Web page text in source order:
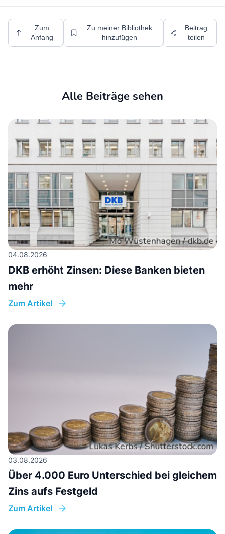
Zum
Anfang
Zu meiner Bibliothek
hinzufügen
Beitrag
teilen
Alle Beiträge sehen
04.08.2026
DKB erhöht Zinsen: Diese Banken bieten
mehr
Zum Artikel
03.08.2026
Über 4.000 Euro Unterschied bei gleichem
Zins aufs Festgeld
Zum Artikel